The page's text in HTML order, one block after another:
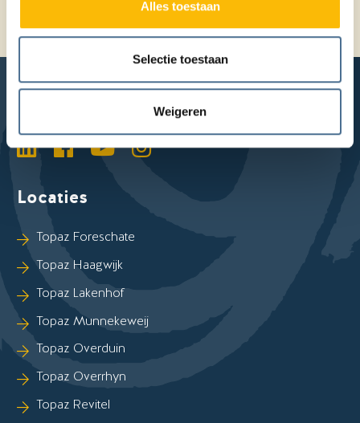
Alles toestaan
Selectie toestaan
Weigeren
"Stiekem hadden we haar ontvoerd"
Eerste tekstblok
LinkedIn
Facebook
YouTubeInstagram
Locaties
Sla Locaties-links over
Topaz Foreschate
Topaz Haagwijk
Topaz Lakenhof
Topaz Munnekeweij
Topaz Overduin
Topaz Overrhyn
Topaz Revitel